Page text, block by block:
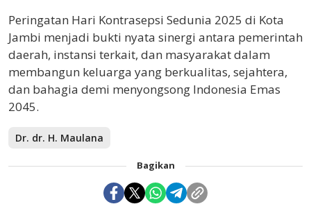
Peringatan Hari Kontrasepsi Sedunia 2025 di Kota
Jambi menjadi bukti nyata sinergi antara pemerintah
daerah, instansi terkait, dan masyarakat dalam
membangun keluarga yang berkualitas, sejahtera,
dan bahagia demi menyongsong Indonesia Emas
2045.
Dr. dr. H. Maulana
Bagikan